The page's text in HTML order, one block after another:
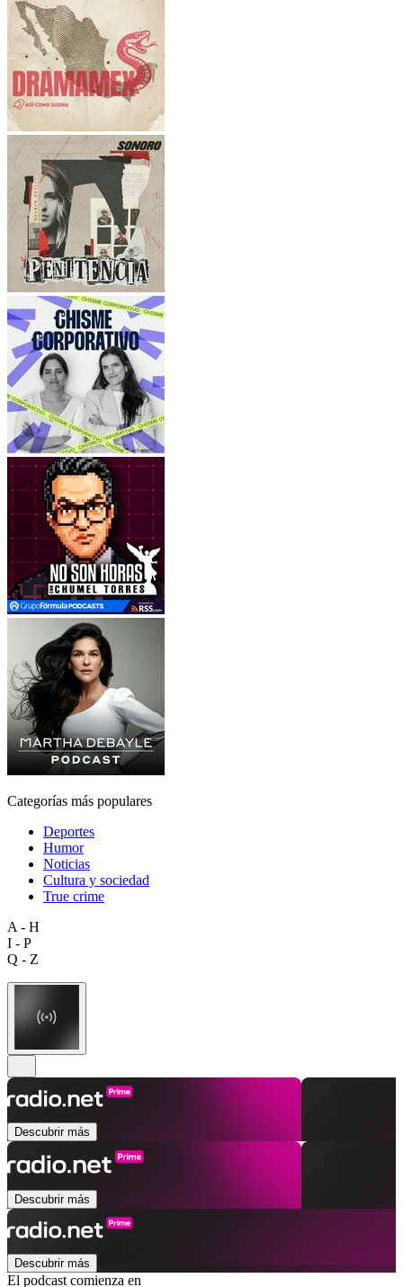
Categorías más populares
Deportes
Humor
Noticias
Cultura y sociedad
True crime
A - H
I - P
Q - Z
Descubrir más
Descubrir más
Descubrir más
El podcast comienza en